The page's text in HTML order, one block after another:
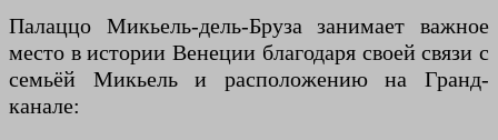
Палаццо Микьель-дель-Бруза занимает важное
место в истории Венеции благодаря своей связи с
семьёй Микьель и расположению на Гранд-
канале: